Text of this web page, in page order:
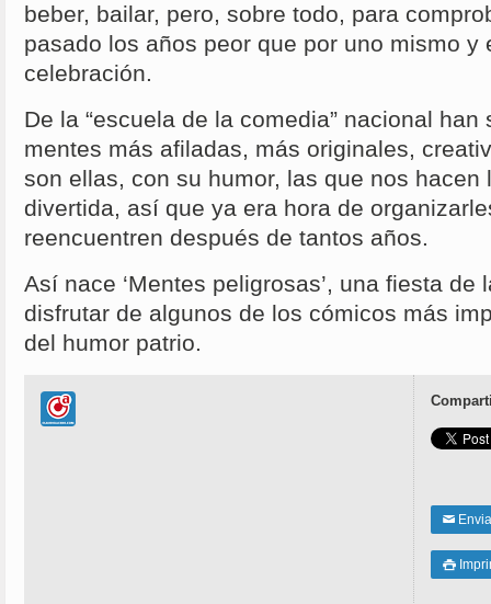
beber, bailar, pero, sobre todo, para
pasado los años peor que por uno mismo y
celebración.
De la “escuela de la comedia” nacional
mentes más afiladas, más originales,
son ellas, con su humor, las que nos
divertida, así que ya era hora de
reencuentren después de tantos años.
Así nace ‘Mentes peligrosas’, una fiesta de
disfrutar de algunos de los cómicos más
del humor patrio.
✉
